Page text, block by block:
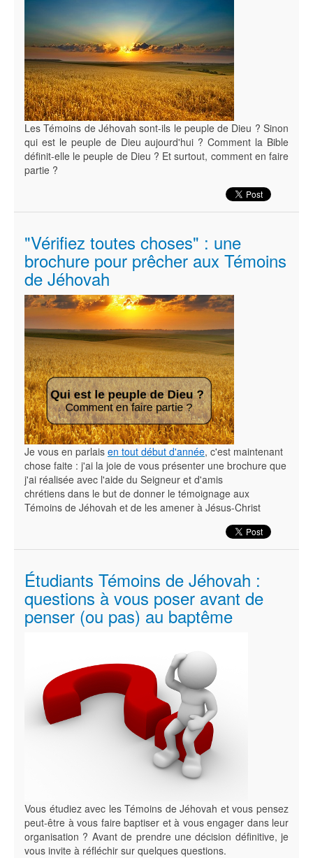
Les Témoins de Jéhovah sont-ils le peuple de Dieu ? Sinon
qui est le peuple de Dieu aujourd'hui ? Comment la Bible
définit-elle le peuple de Dieu ? Et surtout, comment en faire
partie ?
"Vérifiez toutes choses" : une
brochure pour prêcher aux Témoins
de Jéhovah
Je vous en parlais en tout début d'année, c'est maintenant
chose faite : j'ai la joie de vous présenter une brochure que
j'ai réalisée avec l'aide du Seigneur et d'amis
chrétiens dans le but de donner le témoignage aux
Témoins de Jéhovah et de les amener à Jésus-Christ
Étudiants Témoins de Jéhovah :
questions à vous poser avant de
penser (ou pas) au baptême
Vous étudiez avec les Témoins de Jéhovah et vous pensez
peut-être à vous faire baptiser et à vous engager dans leur
organisation ? Avant de prendre une décision définitive, je
vous invite à réfléchir sur quelques questions.